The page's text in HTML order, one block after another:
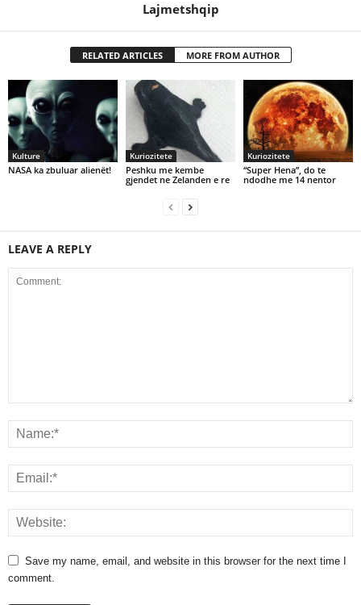
Lajmetshqip
RELATED ARTICLES MORE FROM AUTHOR
Kulture
NASA ka zbuluar alienët!
Kuriozitete
Peshku me kembe
gjendet ne Zelanden e re
Kuriozitete
“Super Hena”, do te
ndodhe me 14 nentor
LEAVE A REPLY
Save my name, email, and website in this browser for the next time I
comment.